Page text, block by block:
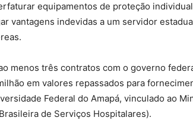
equipamentos de proteção individual
vantagens indevidas a um servidor
menos três contratos com o governo
em valores repassados para
Federal do Amapá, vinculado ao
de Serviços Hospitalares).